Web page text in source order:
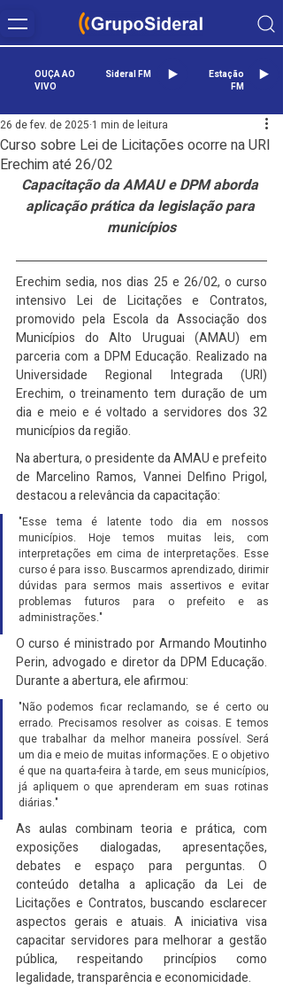
OUÇA AO
VIVO
Sideral FM
Estação
FM
Curso sobre Lei de Licitações ocorre na URI
Erechim até 26/02
26 de fev. de 2025 1 min de leitura
Capacitação da AMAU e DPM aborda
aplicação prática da legislação para
municípios
Erechim sedia, nos dias 25 e 26/02, o curso
intensivo Lei de Licitações e Contratos,
promovido pela Escola da Associação dos
Municípios do Alto Uruguai (AMAU) em
parceria com a DPM Educação. Realizado na
Universidade Regional Integrada (URI)
Erechim, o treinamento tem duração de um
dia e meio e é voltado a servidores dos 32
municípios da região.
Na abertura, o presidente da AMAU e prefeito
de Marcelino Ramos, Vannei Delfino Prigol,
destacou a relevância da capacitação:
"Esse tema é latente todo dia em nossos
municípios. Hoje temos muitas leis, com
interpretações em cima de interpretações. Esse
curso é para isso. Buscarmos aprendizado, dirimir
dúvidas para sermos mais assertivos e evitar
problemas futuros para o prefeito e as
administrações."
O curso é ministrado por Armando Moutinho
Perin, advogado e diretor da DPM Educação.
Durante a abertura, ele afirmou:
"Não podemos ficar reclamando, se é certo ou
errado. Precisamos resolver as coisas. E temos
que trabalhar da melhor maneira possível. Será
um dia e meio de muitas informações. E o objetivo
é que na quarta-feira à tarde, em seus municípios,
já apliquem o que aprenderam em suas rotinas
diárias."
As aulas combinam teoria e prática, com
exposições dialogadas, apresentações,
debates e espaço para perguntas. O
conteúdo detalha a aplicação da Lei de
Licitações e Contratos, buscando esclarecer
aspectos gerais e atuais. A iniciativa visa
capacitar servidores para melhorar a gestão
pública, respeitando princípios como
legalidade, transparência e economicidade.